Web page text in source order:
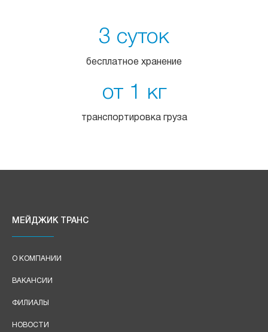
3 суток
бесплатное хранение
от 1 кг
транспортировка груза
МЕЙДЖИК ТРАНС
О КОМПАНИИ
ВАКАНСИИ
ФИЛИАЛЫ
НОВОСТИ